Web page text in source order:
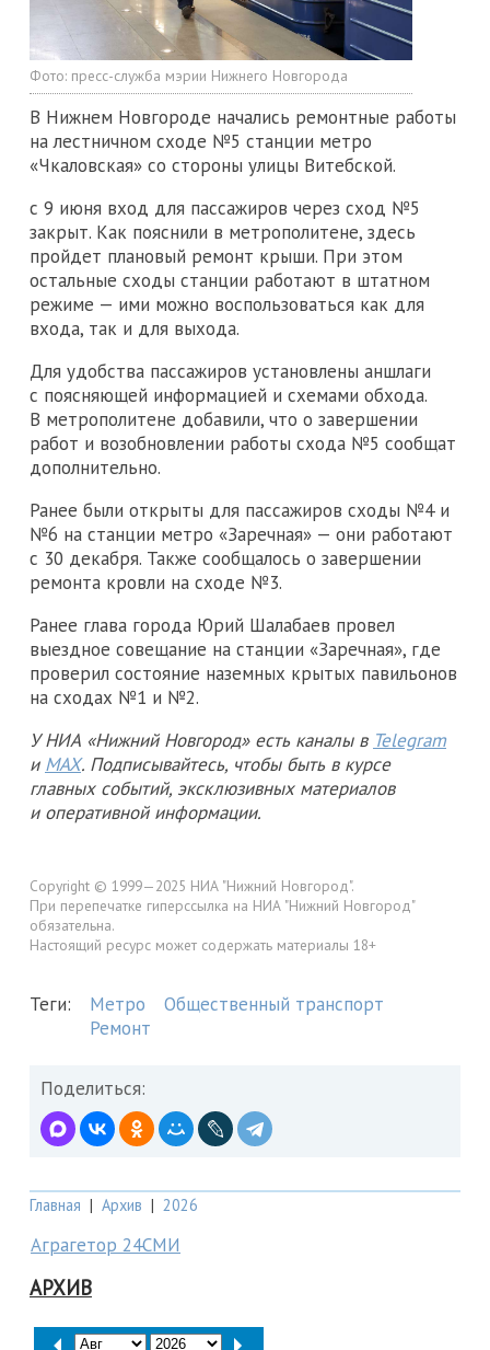
Фото: пресс-служба мэрии Нижнего Новгорода
В Нижнем Новгороде начались ремонтные работы
на лестничном сходе №5 станции метро
«Чкаловская» со стороны улицы Витебской.
с 9 июня вход для пассажиров через сход №5
закрыт. Как пояснили в метрополитене, здесь
пройдет плановый ремонт крыши. При этом
остальные сходы станции работают в штатном
режиме — ими можно воспользоваться как для
входа, так и для выхода.
Для удобства пассажиров установлены аншлаги
с поясняющей информацией и схемами обхода.
В метрополитене добавили, что о завершении
работ и возобновлении работы схода №5 сообщат
дополнительно.
Ранее были открыты для пассажиров сходы №4 и
№6 на станции метро «Заречная» — они работают
с 30 декабря. Также сообщалось о завершении
ремонта кровли на сходе №3.
Ранее глава города Юрий Шалабаев провел
выездное совещание на станции «Заречная», где
проверил состояние наземных крытых павильонов
на сходах №1 и №2.
У НИА «Нижний Новгород» есть каналы в Telegram
и MAX. Подписывайтесь, чтобы быть в курсе
главных событий, эксклюзивных материалов
и оперативной информации.
Copyright © 1999—2025 НИА "Нижний Новгород".
При перепечатке гиперссылка на НИА "Нижний Новгород"
обязательна.
Настоящий ресурс может содержать материалы 18+
Теги: Метро
Общественный транспорт
Ремонт
Поделиться:
Главная | Архив | 2026
Аграгетор 24СМИ
АРХИВ